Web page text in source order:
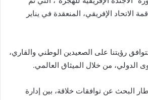
الاتحاد الإفريقي، المنعقدة في يناير
رؤيتنا على الصعيدين الوطني والقاري،
الدولي، من خلال الميثاق العالمي.
البحث عن توافقات خلاقة، بين إدارة